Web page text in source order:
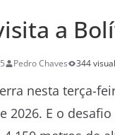
a
Pedro Chaves 344
nesta terça-
2026. E o